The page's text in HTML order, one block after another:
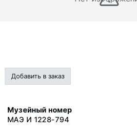
Добавить в заказ
Музейный номер
МАЭ И 1228-794